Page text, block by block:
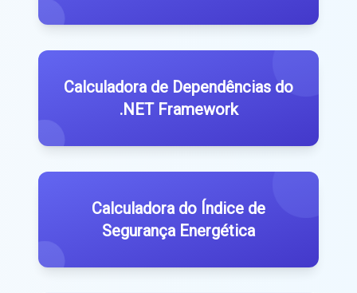
Calculadora de Dependências do
.NET Framework
Calculadora do Índice de
Segurança Energética